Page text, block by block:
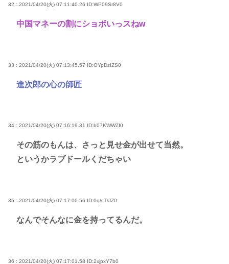
32 : 2021/04/20(火) 07:11:40.26 ID:WP09Sr8V0
中国マネーの割にショボいっスねw
33 : 2021/04/20(火) 07:13:45.57 ID:OYpDzIZS0
進次郎の心の師匠
34 : 2021/04/20(火) 07:16:19.31 ID:b07KWWZI0
その筋のもんは、さっと見せ金が出せて当然。
というかラブドールくだちゃい
35 : 2021/04/20(火) 07:17:00.56 ID:0q/cT/JZ0
なんでそんなに金を持ってるんだ。
36 : 2021/04/20(火) 07:17:01.58 ID:2xjpxY7b0